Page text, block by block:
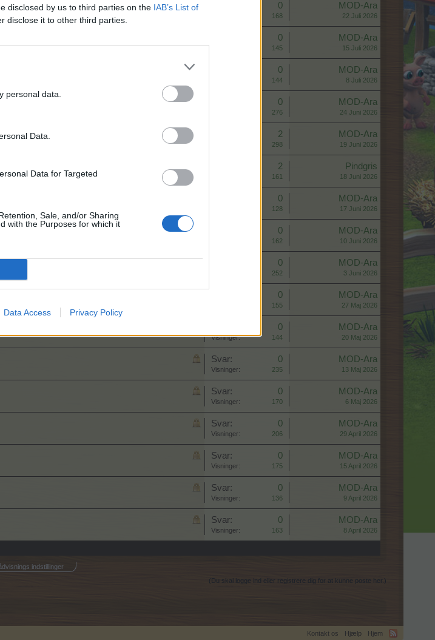
disclosed by us to third parties on the IAB’s List of
disclose it to other third parties.
personal data.
Data.
Data for Targeted
Sale, and/or Sharing
with the Purposes for which it
Data Access Privacy Policy
0
168
MOD-Ara
22 Juli 2026
0
145
MOD-Ara
15 Juli 2026
0
144
MOD-Ara
8 Juli 2026
0
276
MOD-Ara
24 Juni 2026
2
298
MOD-Ara
19 Juni 2026
2
161
Pindgris
18 Juni 2026
0
128
MOD-Ara
17 Juni 2026
0
162
MOD-Ara
10 Juni 2026
0
252
MOD-Ara
3 Juni 2026
0
155
MOD-Ara
27 Maj 2026
0
Visninger: 144
MOD-Ara
20 Maj 2026
Svar: 0
Visninger: 235
MOD-Ara
13 Maj 2026
Svar: 0
Visninger: 170
MOD-Ara
6 Maj 2026
Svar: 0
Visninger: 206
MOD-Ara
29 April 2026
Svar: 0
Visninger: 175
MOD-Ara
15 April 2026
Svar: 0
Visninger: 136
MOD-Ara
9 April 2026
Svar: 0
Visninger: 163
MOD-Ara
8 April 2026
indstillinger
(Du skal logge ind eller registrere dig for at kunne poste her.)
Kontakt os Hjælp Hjem